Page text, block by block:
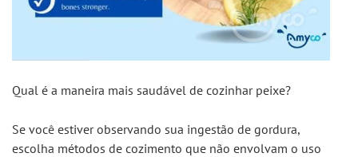
Qual é a maneira mais saudável de cozinhar peixe?
Se você estiver observando sua ingestão de gordura,
escolha métodos de cozimento que não envolvam o uso